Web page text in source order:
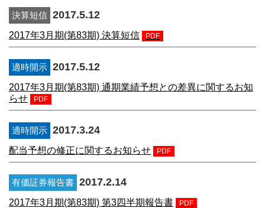
決算短信 2017.5.12
2017年3月期(第83期) 決算短信 PDF
適時開示 2017.5.12
2017年3月期(第83期) 通期業績予想との差異に関するお知
らせ
PDF
適時開示 2017.3.24
配当予想の修正に関するお知らせ PDF
有価証券報告書 2017.2.14
2017年3月期(第83期) 第3四半期報告書 PDF